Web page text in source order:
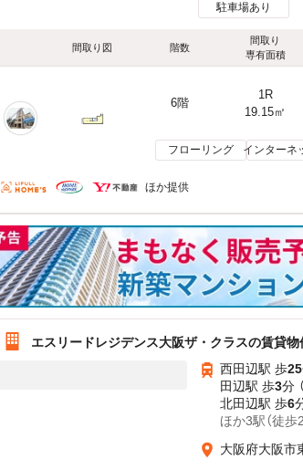
駐車場あり
間取り図 階数
間取り
専有面積
6階
1R
19.15㎡
フローリング インターネ
ほか提供
エスリードレジデンス大阪ザ・クラスの賃貸物
西田辺駅 歩25
田辺駅 歩3分
北田辺駅 歩6
ほか3駅（徒歩
大阪府大阪市